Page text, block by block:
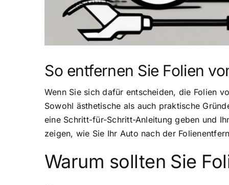
So entfernen Sie Folien
Wenn Sie sich dafür entscheiden, die Folien
Sowohl ästhetische als auch praktische
eine Schritt-für-Schritt-Anleitung geben und
zeigen, wie Sie Ihr Auto nach der
Warum sollten Sie